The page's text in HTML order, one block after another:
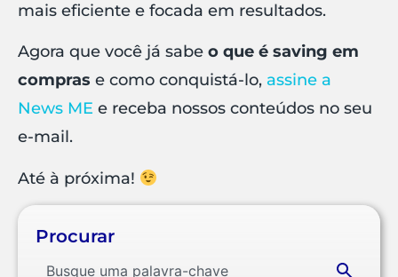
mais eficiente e focada em resultados.
Agora que você já sabe o que é saving em
compras e como conquistá-lo, assine a
News ME e receba nossos conteúdos no seu
e-mail.
Até à próxima!
Procurar